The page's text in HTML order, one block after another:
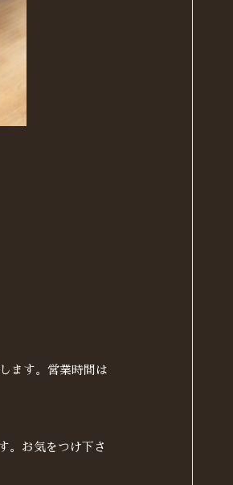
ます。営業時間は
。お気をつけ下さ